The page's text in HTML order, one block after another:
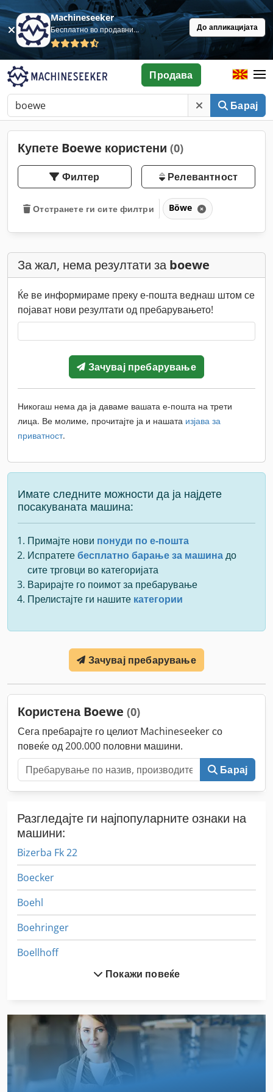
Machineseeker
Бесплатно во продавница До апликацијата
Барај
Продава
Купете Boewe користени (0)
Филтер Релевантност
Отстранете ги сите филтри Böwe
За жал, нема резултати за boewe
Ќе ве информираме преку е-пошта веднаш штом се
појават нови резултати од пребарувањето!
Зачувај пребарување
Никогаш нема да ја даваме вашата е-пошта на трети
лица. Ве молиме, прочитајте ја и нашата изјава за
приватност.
Имате следните можности да ја најдете
посакуваната машина:
Примајте нови понуди по е-пошта
Испратетебесплатно барање за машинадо
сите трговци во категоријата
Варирајте го поимот за пребарување
Прелистајте ги нашите категории
Зачувај пребарување
Користена Boewe (0)
Сега пребарајте го целиот Machineseeker со
повеќе од 200.000 половни машини.
Барај
Разгледајте ги најпопуларните ознаки на
машини:
Bizerba Fk 22
Boecker
Boehl
Boehringer
Boellhoff
Buhrs Bb 600
Покажи повеќе